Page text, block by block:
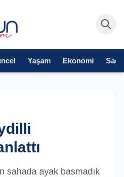
Yaşam Ekonomi
sahada ayak basmadık